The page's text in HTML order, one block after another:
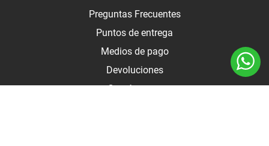
Preguntas Frecuentes
Puntos de entrega
Medios de pago
Devoluciones
Contáctanos